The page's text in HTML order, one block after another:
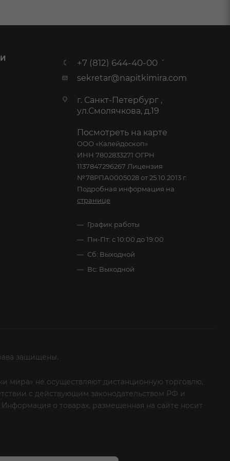
+7 (812) 644-40-00
sekretar@napitkimira.com
г. Санкт-Петербург ,
ул.Смолячкова, д.19
Посмотреть на карте
ООО «Калейдоскоп»
ИНН 7802833271 ОГРН
1137847296267 Лицензия
№78РПА0005028 от 25.10.2013 г.
Подробная информация на
странице
График работы
Пн-Пт: с 10:00 до 19:00
Сб: Выходной
Вс: Выходной
защищены.
мира» не осуществляют дистанционную торговлю,
с действующим законодательством РФ и
о товарах, размещенная на сайте носит